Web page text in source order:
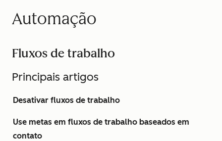
Automação
Fluxos de trabalho
Principais artigos
Desativar fluxos de trabalho
Use metas em fluxos de trabalho baseados em
contato